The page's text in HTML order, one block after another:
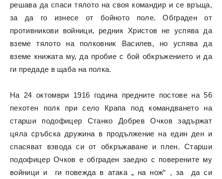
решава да спаси тялото на своя командир и се връща,
за да го изнесе от бойното поле. Обграден от
противникови войници, редник Христов не успява да
вземе тялото на полковник Василев, но успява да
вземе книжата му, да пробие с бой обкръжението и да
ги предаде в щаба на полка.
На 24 октомври 1916 година предните постове на 56
пехотен полк при село Крапа под командването на
старши подофицер Станко Добрев Очков задържат
цяла сръбска дружина в продължение на един ден и
спасяват взвода си от обкръжаване и плен. Старши
подофицер Очков е обграден заедно с поверените му
войници и ги повежда в атака „ на нож“ , за да си